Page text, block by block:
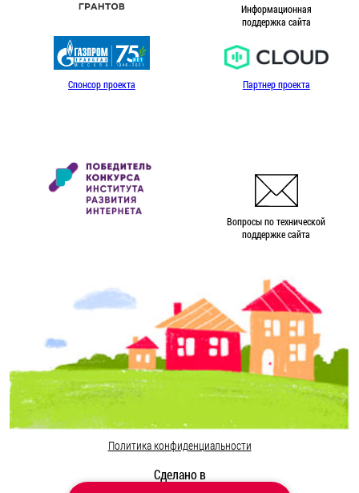
Информационная
поддержка сайта
Спонсор проекта Партнер проекта
Вопросы по технической
поддержке сайта
Политика конфиденциальности
Сделано в